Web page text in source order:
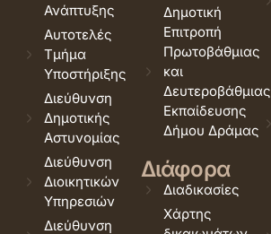
Ανάπτυξης
Αυτοτελές
Τμήμα
Υποστήριξης
Διεύθυνση
Δημοτικής
Αστυνομίας
Διεύθυνση
Διοικητικών
Υπηρεσιών
Διεύθυνση
Δημοτική
Επιτροπή
Πρωτοβάθμιας
και
Δευτεροβάθμιας
Εκπαίδευσης
Δήμου Δράμας
Διάφορα
Διαδικασίες
Χάρτης